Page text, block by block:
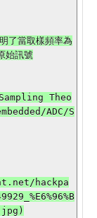
當取樣頻率為
始訊號
Theo
ADC/S
hackpa